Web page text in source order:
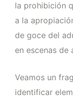
la prohibición
a la
de goce del
en escenas de
Veamos un
identificar